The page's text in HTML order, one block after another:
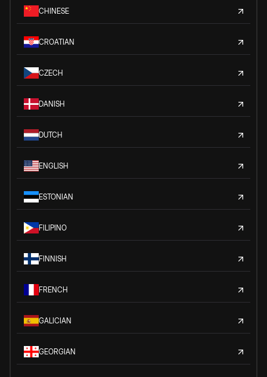
CHINESE
CROATIAN
CZECH
DANISH
DUTCH
ENGLISH
ESTONIAN
FILIPINO
FINNISH
FRENCH
GALICIAN
GEORGIAN